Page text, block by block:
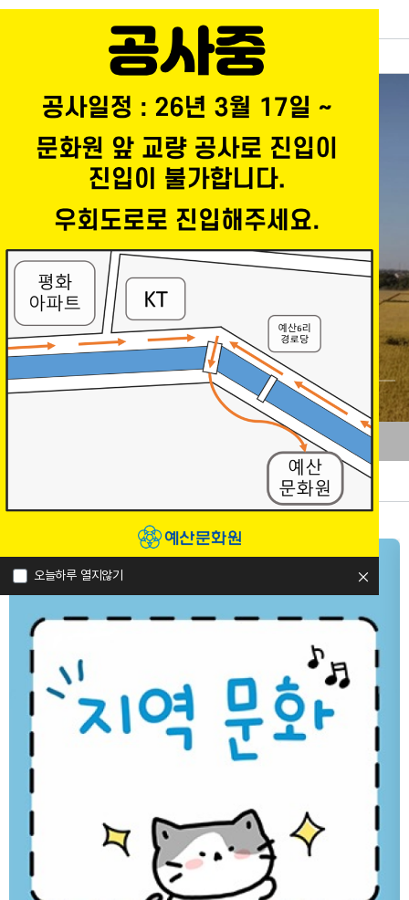
오늘하루 열지않기
로그인
1,100년의 역사와
문화가 숨쉬는 고장,
예산
예산문화원에서 예산의 문화와 소식들을
만나보세요.
충의사
삽교평야
예산황새공원
02/ 03